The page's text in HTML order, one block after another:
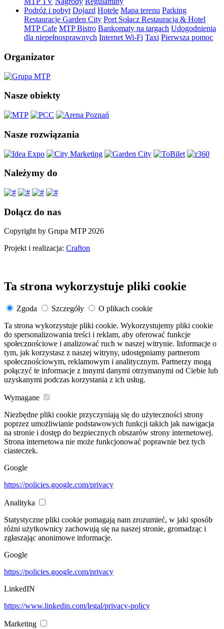
Podróż i pobyt Dojazd Hotele Mapa terenu Parking
Restauracje Garden City Port Sołacz Restauracja & Hotel
MTP Cafe MTP Bistro Bankomaty na targach Udogodnienia
dla niepełnosprawnych Internet Wi-Fi Taxi Pierwsza pomoc
Organizator
Nasze obiekty
Nasze rozwiązania
Należymy do
Dołącz do nas
Copyright by Grupa MTP 2026
Projekt i realizacja: Crafton
Ta strona wykorzystuje pliki cookie
Zgoda Szczegóły
O plikach cookie
Ta strona wykorzystuje pliki cookie. Wykorzystujemy pliki cookie
do spersonalizowania treści i reklam, aby oferować funkcje
społecznościowe i analizować ruch w naszej witrynie. Informacje o
tym, jak korzystasz z naszej witryny, udostępniamy partnerom
społecznościowym, reklamowym i analitycznym. Partnerzy mogą
połączyć te informacje z innymi danymi otrzymanymi od Ciebie lub
uzyskanymi podczas korzystania z ich usług.
Wymagane
Niezbędne pliki cookie przyczyniają się do użyteczności strony
poprzez umożliwianie podstawowych funkcji takich jak nawigacja
na stronie i dostęp do bezpiecznych obszarów strony internetowej.
Strona internetowa nie może funkcjonować poprawnie bez tych
ciasteczek.
Google
https://policies.google.com/privacy
Analityka
Statystyczne pliki cookie pomagają nam zrozumieć, w jaki sposób
różni użytkownicy zachowują się na naszej stronie, gromadząc i
zgłaszając anonimowe informacje.
Google
https://policies.google.com/privacy
LinkedIN
https://www.linkedin.com/legal/privacy-policy
Marketing